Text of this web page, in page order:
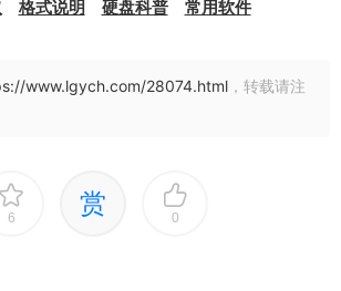
格式说明 硬盘科普 常用软件
www.lgych.com/28074.html ，转载请注
6 赏 0